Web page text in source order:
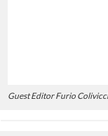
Guest Editor Furio